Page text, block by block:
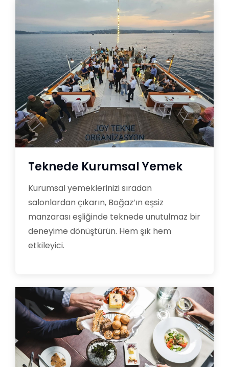
Teknede Kurumsal Yemek
Kurumsal yemeklerinizi sıradan
salonlardan çıkarın, Boğaz’ın eşsiz
manzarası eşliğinde teknede unutulmaz bir
deneyime dönüştürün. Hem şık hem
etkileyici.